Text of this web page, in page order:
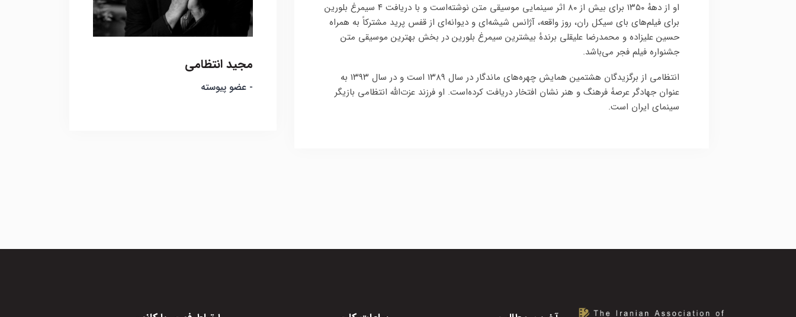
او از دههٔ ۱۳۵۰ برای بیش از ۸۰ اثر سینمایی موسیقی متن نوشته‌است و با دریافت ۴ سیمرغ بلورین
برای فیلم‌های بای سیکل ران، روز واقعه، آژانس شیشه‌ای و دیوانه‌ای از قفس پرید مشترکاً به همراه
حسین علیزاده و محمدرضا علیقلی برندهٔ بیشترین سیمرغ بلورین در بخش بهترین موسیقی متن
جشنواره فیلم فجر می‌باشد.
انتظامی از برگزیدگان هشتمین همایش چهره‌های ماندگار در سال ۱۳۸۹ است و در سال ۱۳۹۳ به
عنوان جهادگر عرصهٔ فرهنگ و هنر نشان افتخار دریافت کرده‌است. او فرزند عزت‌الله انتظامی بازیگر
سینمای ایران است.
مجید انتظامی
- عضو پیوسته